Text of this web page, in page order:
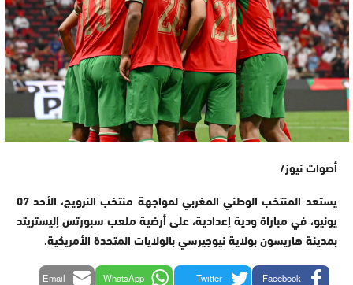
أصوات نيوز/
يستعد المنتخب الوطني المغربي لمواجهة منتخب النرويج، الأحد 07
يونيو، في مباراة ودية إعدادية، على أرضية ملعب سبورتس إليستريتد
بمدينة هاريسون بولاية نيوجيرسي بالولايات المتحدة الأمريكية.
Facebook
Twitter
WhatsApp
Email